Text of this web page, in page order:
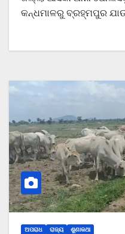
କନ୍ଧମାଳରୁ ବ୍ରହ୍ମପୁର
ଅପରାଧ ରାଜ୍ୟ ଶୁଣାକଥା